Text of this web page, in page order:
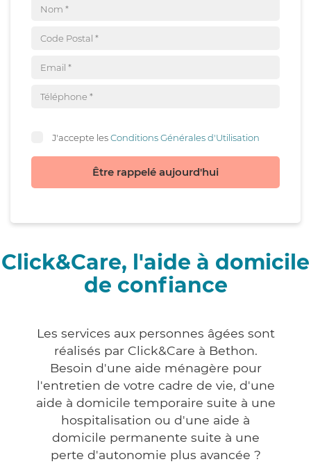
J'accepte lesConditions Générales d'Utilisation
Être rappelé aujourd'hui
Click&Care, l'aide à domicile
de confiance
Les services aux personnes âgées sont
réalisés par Click&Care à Bethon.
Besoin d'une aide ménagère pour
l'entretien de votre cadre de vie, d'une
aide à domicile temporaire suite à une
hospitalisation ou d'une aide à
domicile permanente suite à une
perte d'autonomie plus avancée ?